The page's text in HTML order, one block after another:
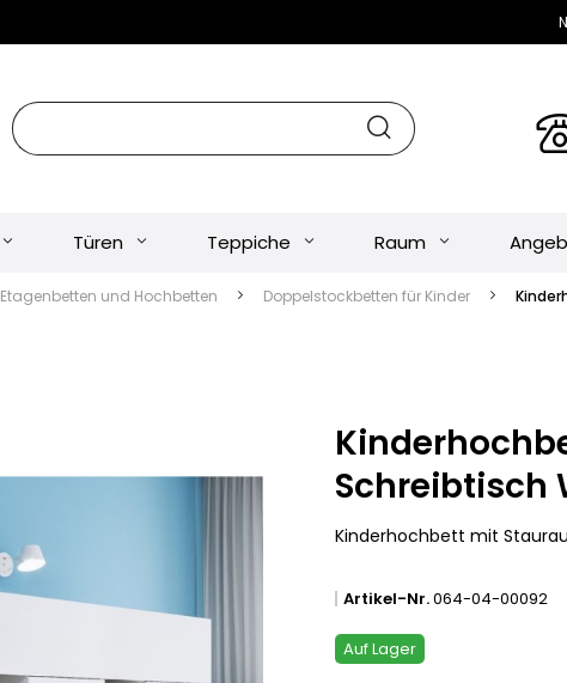
Türen Teppiche Raum
Etagenbetten und Hochbetten Doppelstockbetten für Kinder
Schreibtisch
Kinderhochbett mit
Artikel-Nr.064-04-00092
Auf Lager